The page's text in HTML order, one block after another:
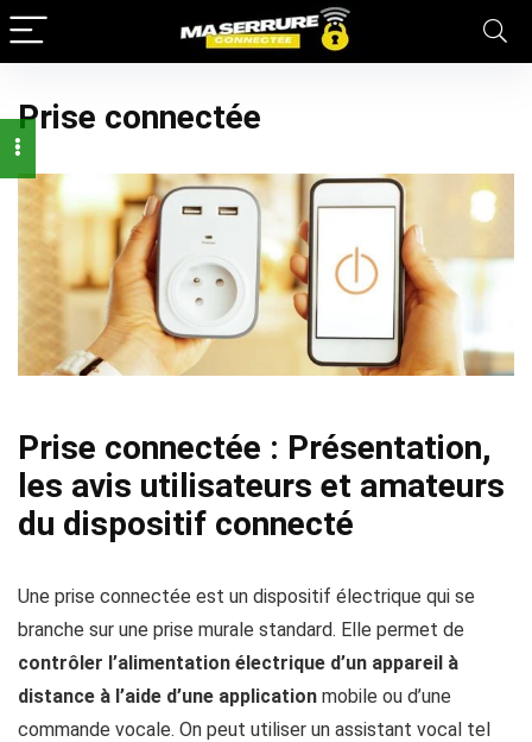
Prise connectée
Prise connectée : Présentation,
les avis utilisateurs et amateurs
du dispositif connecté
Une prise connectée est un dispositif électrique qui se
branche sur une prise murale standard. Elle permet de
contrôler l’alimentation électrique d’un appareil à
distance à l’aide d’une application mobile ou d’une
commande vocale. On peut utiliser un assistant vocal tel